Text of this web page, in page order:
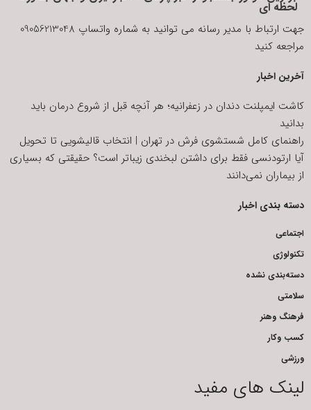
لحظه ای
جهت ارتباط با مدیر رسانه می توانید به شماره واتساپ 09056213048
مراجعه کنید
آخرین اخبار
کاشت ایمپلنت دندان در زعفرانیه؛ هر آنچه قبل از شروع درمان باید
بدانید
راهنمای کامل شستشوی فرش در تهران | انتخاب قالیشویی تا تحویل
آیا ارتودنسی فقط برای داشتن لبخندی زیباتر است؟ حقیقتی که بسیاری
از بیماران نمی‌دانند
دسته بندی اخبار
اجتماعی
تکنولوژی
دسته‌بندی نشده
سلامتی
فرهنگ وهنر
کسب وکار
ورزشی
لینک های مفید